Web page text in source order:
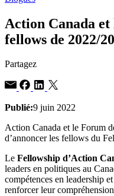
Action Canada et
fellows de 2022/
Partagez
Publié:9 juin 2022
Action Canada et le Forum
d’annoncer les fellows du
Le Fellowship d’Action
leaders en politiques au
compétences en leadership
renforcer leur